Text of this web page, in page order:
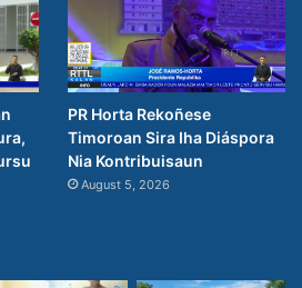
PR Horta Rekoñese
Timoroan Sira Iha Diáspora
Nia Kontribuisaun
August 5, 2026